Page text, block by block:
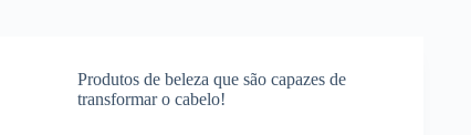
Produtos de beleza que são capazes de
transformar o cabelo!